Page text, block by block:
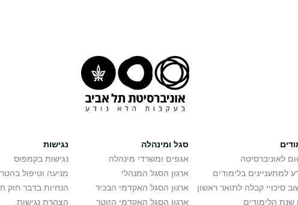
לאוניברסיטה
למתעניינים בלימודים
סיכויי קבלה לתואר ראשון
שנת הלימודים
סגל ומינהלה
אגפים ומשרדי מינהלה
ארגון הסגל המנהלי
ארגון הסגל האקדמי הבכיר
ארגון הסגל האקדמי הזוטר
נגישות
נגישות בקמפוס
מניעה וטיפול
הנחיות בדבר חוק
הצהרת נגישות